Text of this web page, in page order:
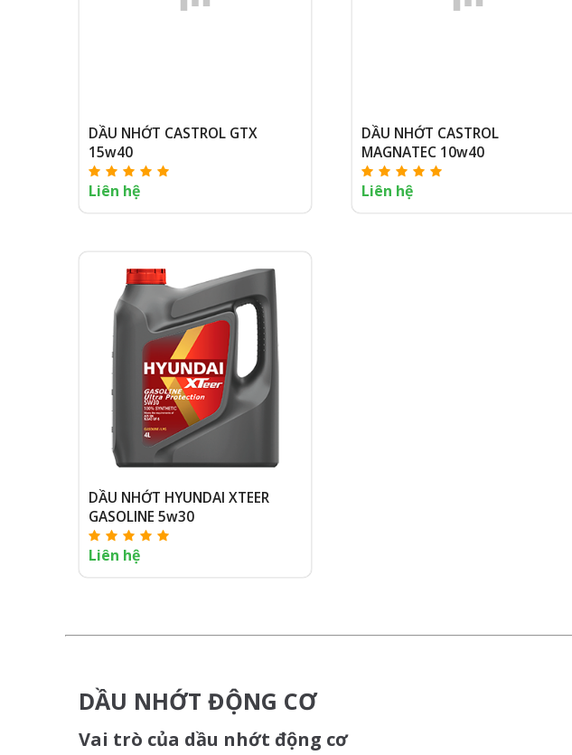
DẦU NHỚT CASTROL GTX
15w40
Liên hệ
DẦU NHỚT CASTROL
MAGNATEC 10w40
Liên hệ
DẦU NHỚT HYUNDAI XTEER
GASOLINE 5w30
Liên hệ
DẦU NHỚT ĐỘNG CƠ
Vai trò của dầu nhớt động cơ